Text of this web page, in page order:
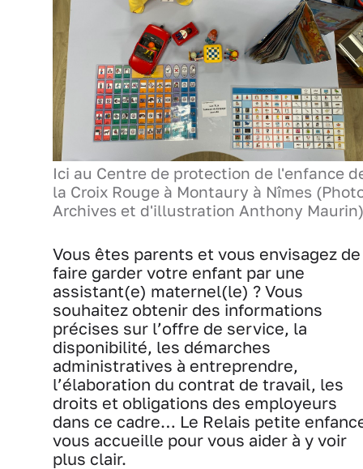
Ici au Centre de protection de l'enfance
la Croix Rouge à Montaury à Nîmes
Archives et d'illustration Anthony
Vous êtes parents et vous envisagez de
faire garder votre enfant par une
assistant(e) maternel(le) ? Vous
souhaitez obtenir des informations
précises sur l’offre de service, la
disponibilité, les démarches
administratives à entreprendre,
l’élaboration du contrat de travail, les
droits et obligations des employeurs
dans ce cadre… Le Relais petite
vous accueille pour vous aider à y voir
plus clair.